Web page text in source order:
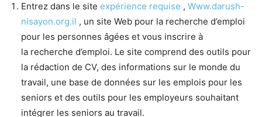
Entrez dans le site expérience requise , Www.darush-
nisayon.org.il , un site Web pour la recherche d’emploi
pour les personnes âgées et vous inscrire à
la recherche d’emploi. Le site comprend des outils pour
la rédaction de CV, des informations sur le monde du
travail, une base de données sur les emplois pour les
seniors et des outils pour les employeurs souhaitant
intégrer les seniors au travail.